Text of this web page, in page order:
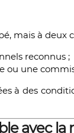
mais à deux
reconnus ;
ou une
à des
avec la